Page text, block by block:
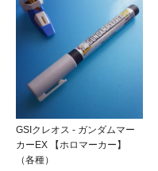
GSIクレオス - ガンダムマー
カーEX 【ホロマーカー】
（各種）